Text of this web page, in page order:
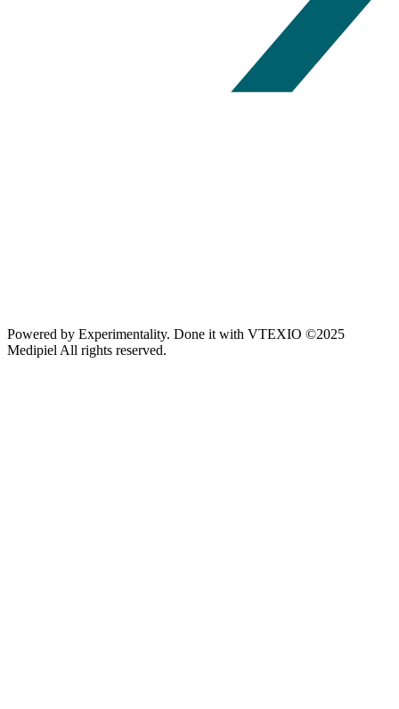
Powered by Experimentality. Done it with VTEXIO ©2025
Medipiel All rights reserved.